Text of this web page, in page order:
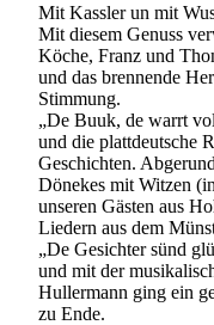
Mit Kassler un mit
Mit diesem Genuss
Köche, Franz und
und das brennende
Stimmung.
„De Buuk, de warrt
und die plattdeutsche
Geschichten.
Dönekes mit Witzen
unseren Gästen aus
Liedern aus dem
„De Gesichter sünd
und mit der
Hullermann ging ein
zu Ende.